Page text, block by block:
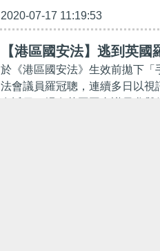
2020-07-17 11:19:53
【港區國安法】逃到英
於《港區國安法》生效前拋下
法會議員羅冠聰，連續多日以視